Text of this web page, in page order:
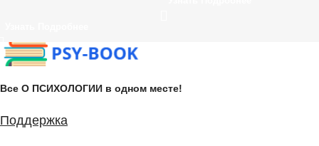
Все О ПСИХОЛОГИИ в одном месте!
Поддержка